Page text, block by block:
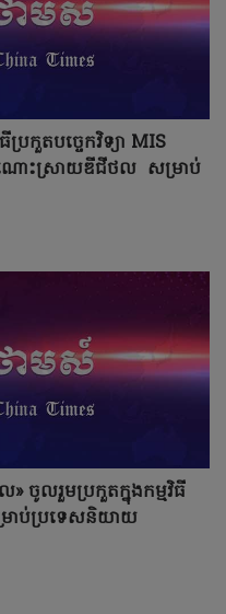
រកួតបច្ចេកវិទ្យា MIS
ណោះស្រាយឌីជីថល សម្រាប់
» ចូលរួមប្រកួតក្នុងកម្មវិធី
ម្រាប់ប្រទេសនិយាយ